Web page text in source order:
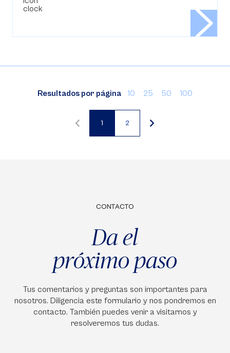
Resultados por página 10 25 50 100
Página
1
Página
2
CONTACTO
Da el
próximo paso
Tus comentarios y preguntas son importantes para
nosotros. Diligencia este formulario y nos pondremos en
contacto. También puedes venir a visitarnos y
resolveremos tus dudas.